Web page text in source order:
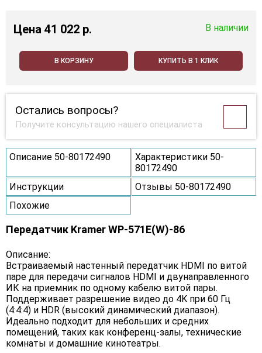
Цена 41 022 p. В наличии
В КОРЗИНУ КУПИТЬ В 1 КЛИК
Остались вопросы?
Получите консультацию нашего специалиста
Описание 50-80172490
Характеристики 50-
80172490
Инструкции
Отзывы 50-80172490
Похожие
Передатчик Kramer WP-571E(W)-86
Описание:
Встраиваемый настенный передатчик HDMI по витой
паре для передачи сигналов HDMI и двунаправленного
ИК на приемник по одному кабелю витой пары.
Поддерживает разрешение видео до 4K при 60 Гц
(4:4:4) и HDR (высокий динамический диапазон).
Идеально подходит для небольших и средних
помещений, таких как конференц-залы, технические
комнаты и домашние кинотеатры.